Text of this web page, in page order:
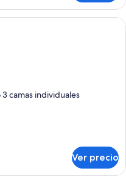
dormitorio con cama, mesita de
3 camas individuales
Ver precio